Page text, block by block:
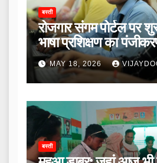
बस्ती
रोजगार संगम पोर्टल पर
भाषा प्रशिक्षण का
MAY 18, 2026
बस्ती